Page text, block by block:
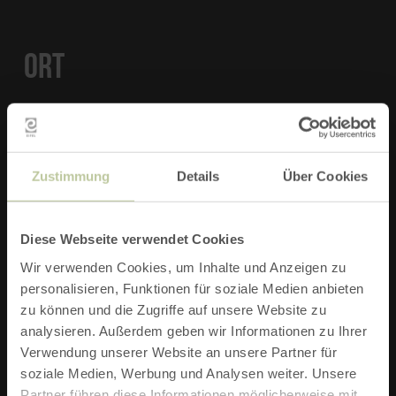
Zustimmung Details Über Cookies
Diese Webseite verwendet Cookies
Wir verwenden Cookies, um Inhalte und Anzeigen zu
personalisieren, Funktionen für soziale Medien anbieten
zu können und die Zugriffe auf unsere Website zu
analysieren. Außerdem geben wir Informationen zu Ihrer
Verwendung unserer Website an unsere Partner für
soziale Medien, Werbung und Analysen weiter. Unsere
ORT
52152 Simmerath-Lammersdorf
KONTAKT
Rondell hinter Fa. Junker
Stüttgesgasse
52152 Simmerath-Lammersdorf